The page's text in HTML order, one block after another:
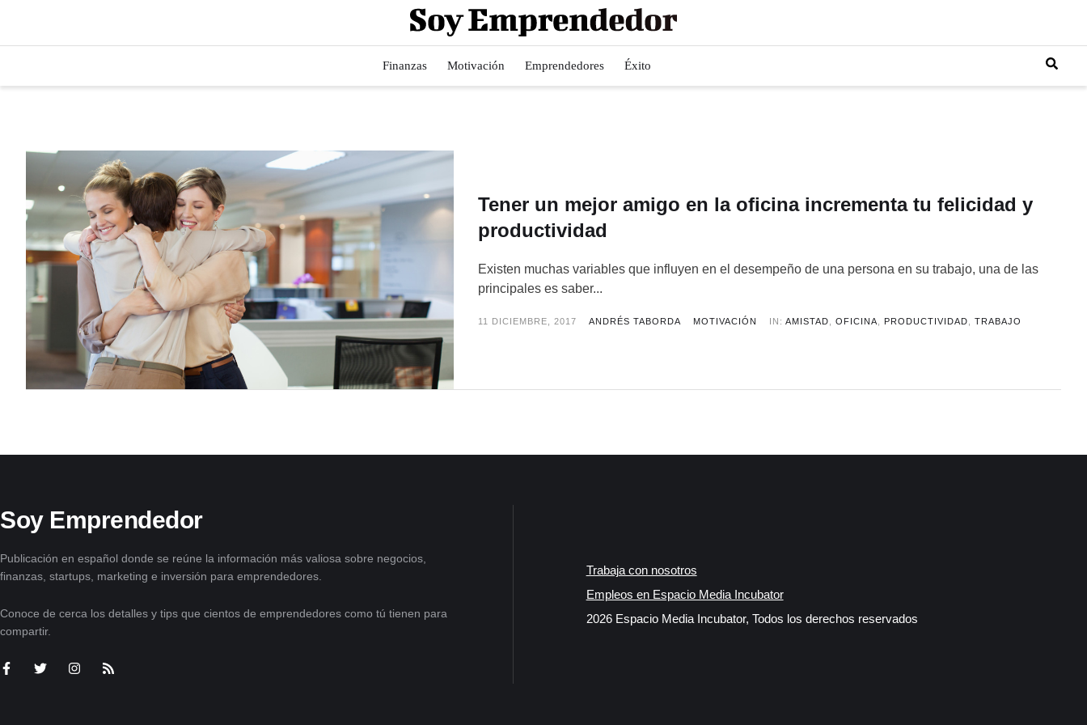
Finanzas Motivación Emprendedores Éxito
Tener un mejor amigo en la oficina incrementa tu felicidad y
productividad
Existen muchas variables que influyen en el desempeño de una persona en su trabajo, una de las
principales es saber...
11 DICIEMBRE, 2017 ANDRÉS TABORDA MOTIVACIÓN IN:AMISTAD ,OFICINA PRODUCTIVIDAD ,TRABAJO
Soy Emprendedor
Publicación en español donde se reúne la información más valiosa sobre negocios,
finanzas, startups, marketing e inversión para emprendedores.
Conoce de cerca los detalles y tips que cientos de emprendedores como tú tienen para
compartir.
Trabaja con nosotros
Empleos en Espacio Media Incubator
2026 Espacio Media Incubator, Todos los derechos reservados